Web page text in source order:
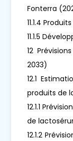
Fonterra
11.1.4
11.1.5
12
2033)
12.1
produits de
12.1.1
de
12.1.2